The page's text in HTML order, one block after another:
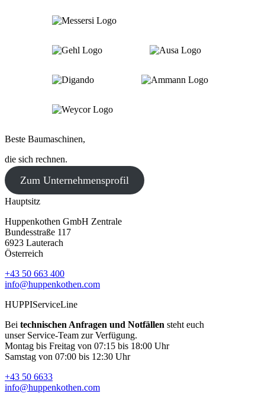
Beste Baumaschinen,
die sich rechnen.
Zum Unternehmensprofil
Hauptsitz
Huppenkothen GmbH Zentrale
Bundesstraße 117
6923 Lauterach
Österreich
+43 50 663 400
info@huppenkothen.com
HUPPIServiceLine
Bei technischen Anfragen und Notfällen steht euch
unser Service-Team zur Verfügung.
Montag bis Freitag von 07:15 bis 18:00 Uhr
Samstag von 07:00 bis 12:30 Uhr
+43 50 6633
info@huppenkothen.com